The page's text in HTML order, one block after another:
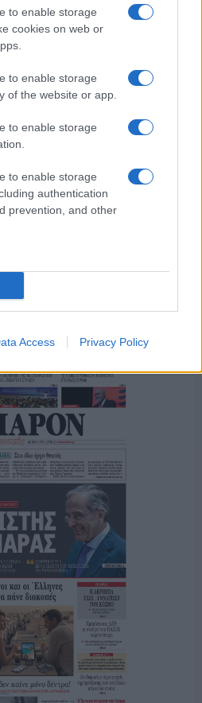
to enable storage
cookies on web or
to enable storage
of the website or app.
to enable storage
to enable storage
authentication
prevention, and other
Access Privacy Policy
μας
αυθεντικές ιστορίες,
μας ενώνει κάθε μέρα.